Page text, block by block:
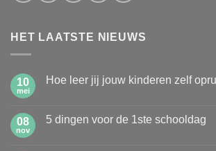
HET LAATSTE NIEUWS
10
mei
Hoe leer jij jouw kinderen zelf
Hoe
08
nov
5 dingen voor de 1ste schooldag